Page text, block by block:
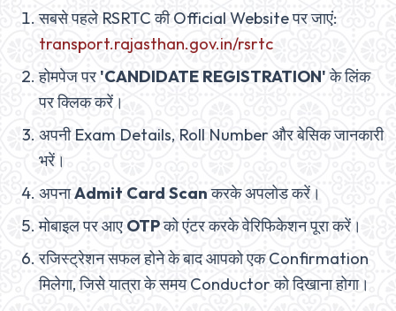
सबसे पहले RSRTC की Official Website पर जाएं:
transport.rajasthan.gov.in/rsrtc
होमपेज पर 'CANDIDATE REGISTRATION'के लिंक
पर क्लिक करें।
अपनी Exam Details, Roll Number और बेसिक जानकारी
भरें।
अपनाAdmit Card Scanकरके अपलोड करें।
मोबाइल पर आए OTPको एंटर करके वेरिफिकेशन पूरा करें।
रजिस्ट्रेशन सफल होने के बाद आपको एक Confirmation
मिलेगा, जिसे यात्रा के समय Conductor को दिखाना होगा।